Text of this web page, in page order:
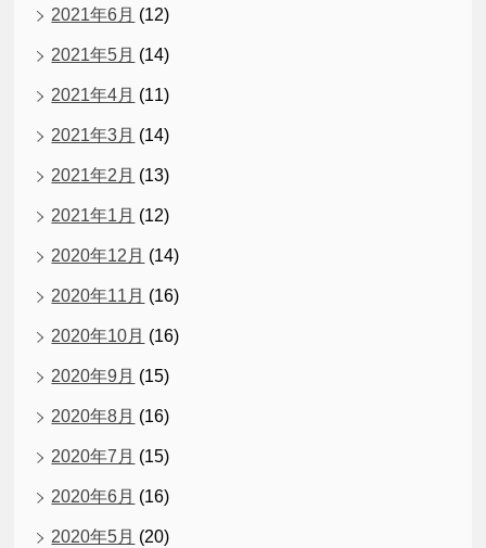
2021年6月 (12)
2021年5月 (14)
2021年4月 (11)
2021年3月 (14)
2021年2月 (13)
2021年1月 (12)
2020年12月 (14)
2020年11月 (16)
2020年10月 (16)
2020年9月 (15)
2020年8月 (16)
2020年7月 (15)
2020年6月 (16)
2020年5月 (20)